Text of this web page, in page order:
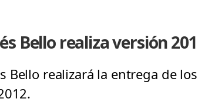
Bello realiza versión
Bello realizará la entrega de